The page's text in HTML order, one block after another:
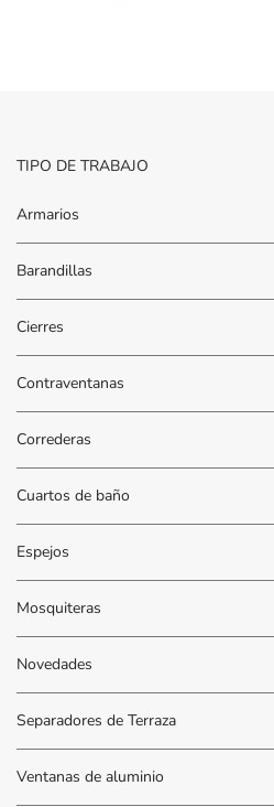
TIPO DE TRABAJO
Armarios
Barandillas
Cierres
Contraventanas
Correderas
Cuartos de baño
Espejos
Mosquiteras
Novedades
Separadores de Terraza
Ventanas de aluminio